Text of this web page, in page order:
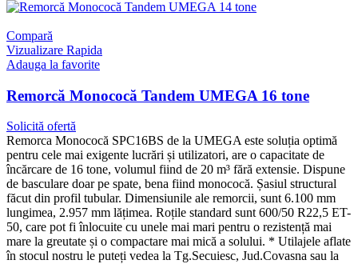
Compară
Vizualizare Rapida
Adauga la favorite
Remorcă Monococă Tandem UMEGA 16 tone
Solicită ofertă
Remorca Monococă SPC16BS de la UMEGA este soluția optimă
pentru cele mai exigente lucrări și utilizatori, are o capacitate de
încărcare de 16 tone, volumul fiind de 20 m³ fără extensie. Dispune
de basculare doar pe spate, bena fiind monococă. Șasiul structural
făcut din profil tubular. Dimensiunile ale remorcii, sunt 6.100 mm
lungimea, 2.957 mm lățimea. Roțile standard sunt 600/50 R22,5 ET-
50, care pot fi înlocuite cu unele mai mari pentru o rezistență mai
mare la greutate și o compactare mai mică a solului. * Utilajele aflate
în stocul nostru le puteți vedea la Tg.Secuiesc, Jud.Covasna sau la